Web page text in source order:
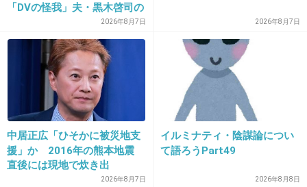
ステラおばさんは１枚が大きいから食べ応えあ
+27
22. 匿名2013/03/26(火) 12:23:05
「DVの怪我」夫・黒木啓司の
逮捕で始まる「夫婦の闘争」
2026年8月7日 2026年8月7日
中居正広「ひそかに被災地支
援」か 2016年の熊本地震
直後には現地で炊き出
し “誰にも知られなくて良
2026年8月7日
イルミナティ・陰謀論につい
て語ろうPart49
2026年8月8日